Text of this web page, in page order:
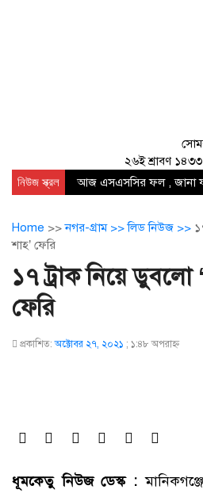
২৬ই শ্রাবণ
নিউজ স্ক্রল আজ এসএসসির ফল , জানা
Home >>নগর-গ্রাম >>লিড নিউজ >>
শাহ’ ফেরি
১৭ ট্রাক নিয়ে ডুবলো
ফেরি
প্রকাশিত:অক্টোবর ২৭, ২০২১ ; ১:৪৮ অপরাহ্ণ
ধূমকেতু নিউজ ডেস্ক :